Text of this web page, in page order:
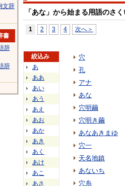
「あな」から始まる用語のさ
1 2 3 4 次へ＞
絞込み
あ
ああ
あい
あう
あえ
あお
あか
あき
あく
あけ
あこ
あさ
穴
孔
アナ
あな
穴明繭
穴明き繭
あなあきまゆ
穴一
天名地鎮
あないち
穴糸
文辞
書
辞
辞